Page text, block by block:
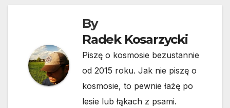
By
Radek Kosarzycki
Piszę o kosmosie bezustannie
od 2015 roku. Jak nie piszę o
kosmosie, to pewnie łażę po
lesie lub łąkach z psami.